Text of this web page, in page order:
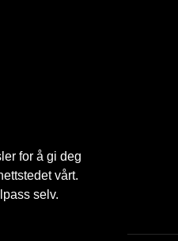
for å gi deg
vårt.
selv.
i hovedsesong)